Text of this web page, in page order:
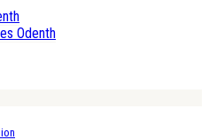
Odenth